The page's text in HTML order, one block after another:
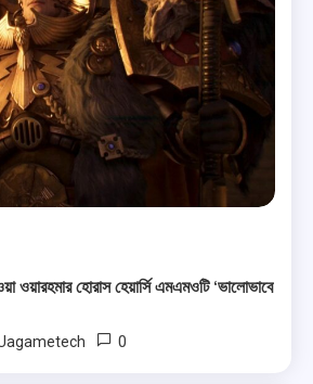
হোরাস হেয়ার্সি এমএমওটি ‘ভালোভাবে
0